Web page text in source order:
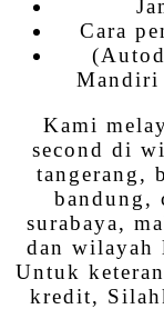
Cara
Mandiri
Kami
second di
tangerang,
bandung,
surabaya,
dan wilayah
Untuk
kredit,